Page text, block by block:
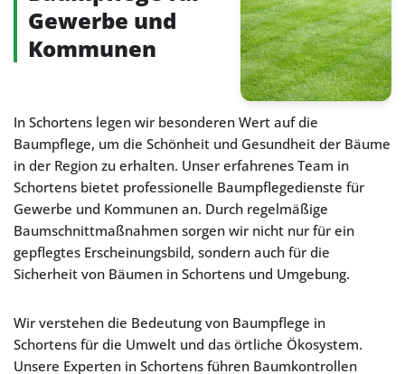
Gewerbe und
Kommunen
In Schortens legen wir besonderen Wert auf die
Baumpflege, um die Schönheit und Gesundheit der Bäume
in der Region zu erhalten. Unser erfahrenes Team in
Schortens bietet professionelle Baumpflegedienste für
Gewerbe und Kommunen an. Durch regelmäßige
Baumschnittmaßnahmen sorgen wir nicht nur für ein
gepflegtes Erscheinungsbild, sondern auch für die
Sicherheit von Bäumen in Schortens und Umgebung.
Wir verstehen die Bedeutung von Baumpflege in
Schortens für die Umwelt und das örtliche Ökosystem.
Unsere Experten in Schortens führen Baumkontrollen